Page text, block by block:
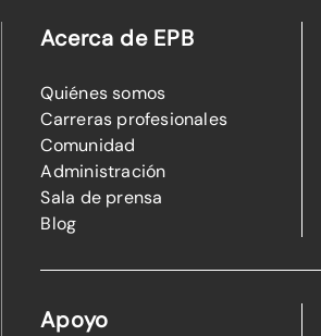
Acerca de EPB
Quiénes somos
Carreras profesionales
Comunidad
Administración
Sala de prensa
Blog
Apoyo